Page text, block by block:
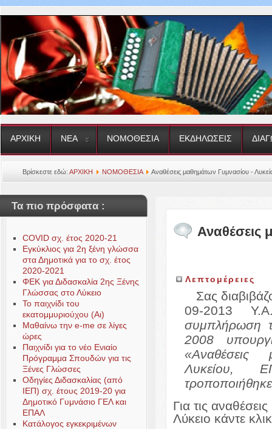
ΑΡΧΙΚΗ ΝΕΑ ΝΟΜΟΘΕΣΙΑ ΕΚΔΗΛΩΣΕΙΣ
Βρίσκεστε εδώ:ΑΡΧΙΚΗ ΝΟΜΟΘΕΣΙΑ Αναθέσεις μαθημάτων Γυμνασίου -
Τα πιο πρόσφατα :
COVID σχ. έτος 2020-21
Εγκύκλιος για 2η ξένη γλώσσα
στα Δημοτικά για το σχ. έτος
2020-2021
ΦΕΚ για Διδασκαλία 2ης Ξένης
Γλώσσας στο Λύκειο
Το παιχνίδι του
εκατομμυριούχου (Αι)
Μαθαίνω την e-me σε λίγες
ώρες
Παιχνίδι για το νέο Ενιαίο
Πρόγραμμα Σπουδών για τις
Ξένες Γλώσσες
Οδηγίες Διδασκαλίας (από
ΙΕΠ) σχ. έτους 2019-20 για
Δημοτικό Γυμνάσιο ΓΕΛ και
ΕΠΑΛ
Κατάλογος εγκεκριμένων
Αναθέσεις
Λεπτομέρειες
Σας
09-2013
συμπλήρωση
2008
«Αναθέσεις
Λυκείου,
Για τις
Λύκειο κάντε